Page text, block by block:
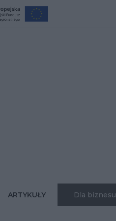
ARTYKUŁY Dla biznesu